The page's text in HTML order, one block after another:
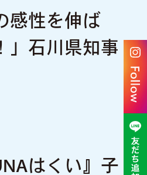
感性を伸ば
」石川県知事
はくい』子